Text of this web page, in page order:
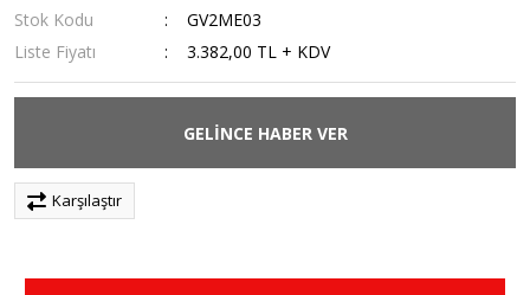
Stok Kodu
GV2ME03
Liste Fiyatı
3.382,00 TL + KDV
GELİNCE HABER VER
Karşılaştır